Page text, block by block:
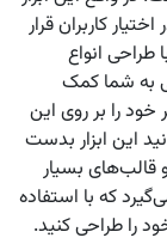
کاربران قرار
طراحی انواع
به شما کمک
خود را بر روی این
این ابزار بدست
قالب‌های بسیار
که با استفاده
را طراحی کنید.